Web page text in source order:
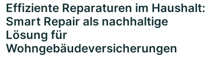
Effiziente Reparaturen im Haushalt:
Smart Repair als nachhaltige
Lösung für
Wohngebäudeversicherungen